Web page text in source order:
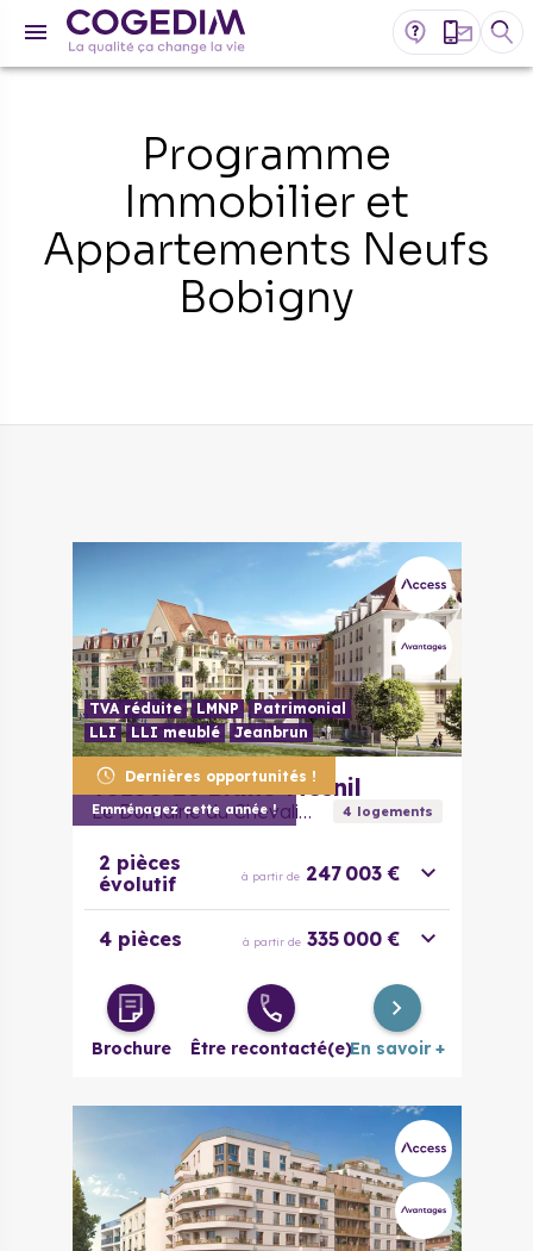
Programme
Immobilier et
Appartements Neufs
Bobigny
Dernières opportunités !
Emménagez cette année !
TVA réduite LMNP
Patrimonial
LLI
LLI meublé Jeanbrun
93150 Le Blanc-Mesnil
Le Domaine du Chevalier 4 logements
2 pièces
évolutif
à partir de 247 003 €
4 pièces à partir de 335 000 €
Brochure Être recontacté(e)En savoir +